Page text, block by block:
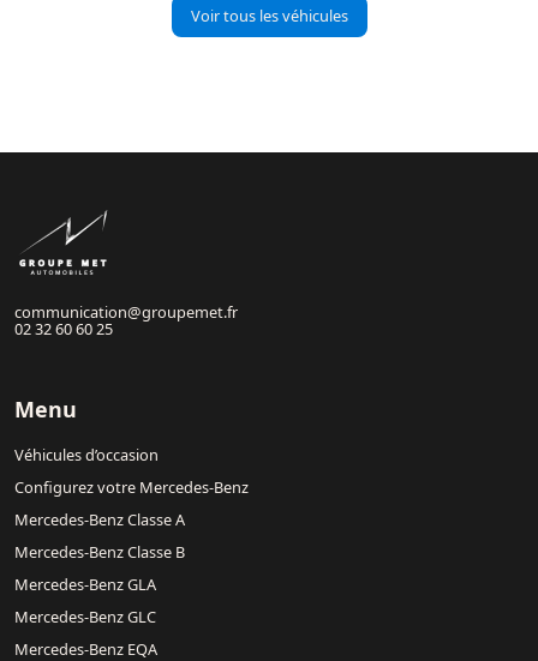
Voir tous les véhicules
communication@groupemet.fr
02 32 60 60 25
Menu
Véhicules d’occasion
Configurez votre Mercedes-Benz
Mercedes-Benz Classe A
Mercedes-Benz Classe B
Mercedes-Benz GLA
Mercedes-Benz GLC
Mercedes-Benz EQA